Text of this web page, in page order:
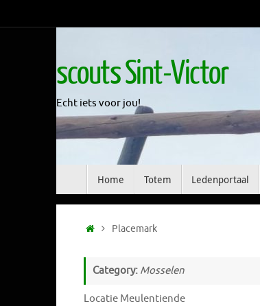
to
scouts Sint-Victor
Echt iets voor jou!
Home Totem Ledenportaal
HomePlacemark
Category: Mosselen
Locatie Meulentiende